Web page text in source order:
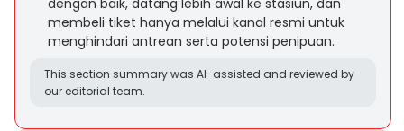
dengan baik, datang lebih awal ke stasiun, dan
membeli tiket hanya melalui kanal resmi untuk
menghindari antrean serta potensi penipuan.
This section summary was AI-assisted and reviewed by
our editorial team.